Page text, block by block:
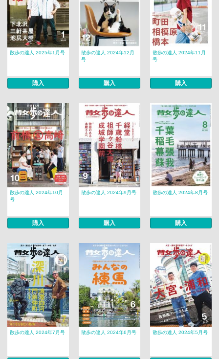
散歩の達人 2025年1月号
購入
散歩の達人 2024年12月
号
購入
散歩の達人 2024年11月
号
購入
散歩の達人 2024年10月
号
購入
散歩の達人 2024年9月号
購入
散歩の達人 2024年8月号
購入
散歩の達人 2024年7月号 散歩の達人 2024年6月号 散歩の達人 2024年5月号